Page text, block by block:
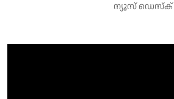
ന്യൂസ് ഡെസ്ക്